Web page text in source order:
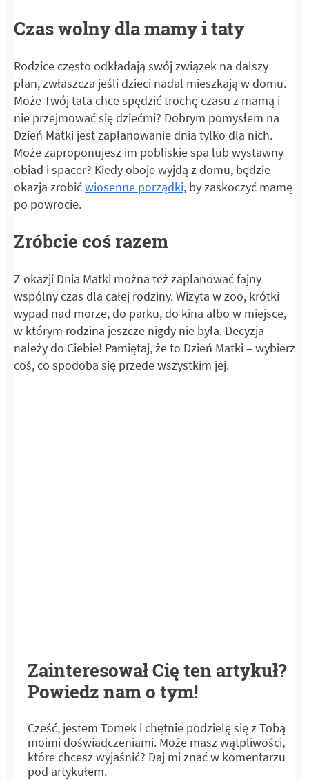
Czas wolny dla mamy i taty
Rodzice często odkładają swój związek na dalszy
plan, zwłaszcza jeśli dzieci nadal mieszkają w domu.
Może Twój tata chce spędzić trochę czasu z mamą i
nie przejmować się dziećmi? Dobrym pomysłem na
Dzień Matki jest zaplanowanie dnia tylko dla nich.
Może zaproponujesz im pobliskie spa lub wystawny
obiad i spacer? Kiedy oboje wyjdą z domu, będzie
okazja zrobićwiosenne porządki, by zaskoczyć mamę
po powrocie.
Zróbcie coś razem
Z okazji Dnia Matki można też zaplanować fajny
wspólny czas dla całej rodziny. Wizyta w zoo, krótki
wypad nad morze, do parku, do kina albo w miejsce,
w którym rodzina jeszcze nigdy nie była. Decyzja
należy do Ciebie! Pamiętaj, że to Dzień Matki – wybierz
coś, co spodoba się przede wszystkim jej.
Zainteresował Cię ten artykuł?
Powiedz nam o tym!
Cześć, jestem Tomek i chętnie podzielę się z Tobą
moimi doświadczeniami. Może masz wątpliwości,
które chcesz wyjaśnić? Daj mi znać w komentarzu
pod artykułem.